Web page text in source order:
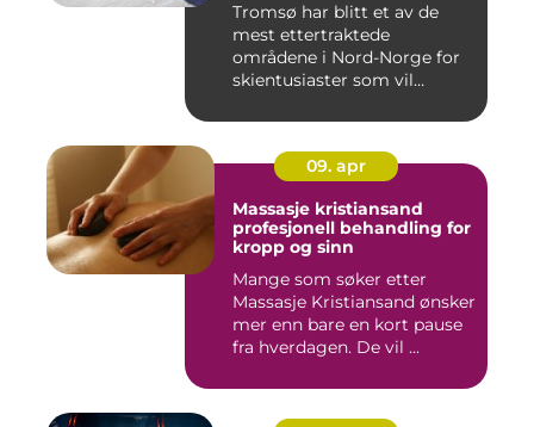
Tromsø har blitt et av de
mest ettertraktede
områdene i Nord-Norge for
skientusiaster som vil
09. apr
Massasje kristiansand
profesjonell behandling for
kropp og sinn
Mange som søker etter
Massasje Kristiansand ønsker
mer enn bare en kort pause
fra hverdagen. De vil ...